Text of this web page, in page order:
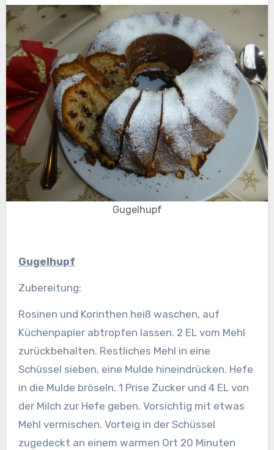
Gugelhupf
Gugelhupf
Zubereitung:
Rosinen und Korinthen heiß waschen, auf
Küchenpapier abtropfen lassen. 2 EL vom Mehl
zurückbehalten. Restliches Mehl in eine
Schüssel sieben, eine Mulde hineindrücken. Hefe
in die Mulde bröseln. 1 Prise Zucker und 4 EL von
der Milch zur Hefe geben. Vorsichtig mit etwas
Mehl vermischen. Vorteig in der Schüssel
zugedeckt an einem warmen Ort 20 Minuten